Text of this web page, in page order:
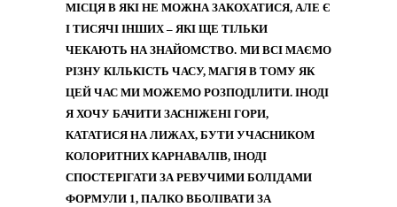
МІСЦЯ В ЯКІ НЕ МОЖНА ЗАКОХАТИСЯ, АЛЕ Є
І ТИСЯЧІ ІНШИХ – ЯКІ ЩЕ ТІЛЬКИ
ЧЕКАЮТЬ НА ЗНАЙОМСТВО. МИ ВСІ МАЄМО
РІЗНУ КІЛЬКІСТЬ ЧАСУ, МАГІЯ В ТОМУ ЯК
ЦЕЙ ЧАС МИ МОЖЕМО РОЗПОДІЛИТИ. ІНОДІ
Я ХОЧУ БАЧИТИ ЗАСНІЖЕНІ ГОРИ,
КАТАТИСЯ НА ЛИЖАХ, БУТИ УЧАСНИКОМ
КОЛОРИТНИХ КАРНАВАЛІВ, ІНОДІ
СПОСТЕРІГАТИ ЗА РЕВУЧИМИ БОЛІДАМИ
ФОРМУЛИ 1, ПАЛКО ВБОЛІВАТИ ЗА